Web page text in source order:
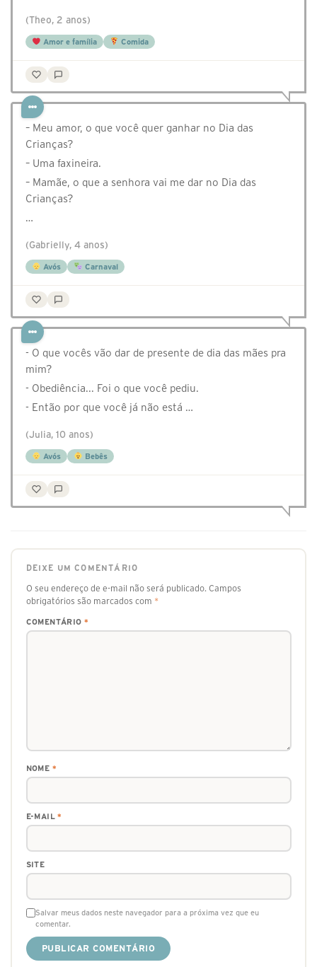
(Theo, 2 anos)
Amor e família Comida
– Meu amor, o que você quer ganhar no Dia das
Crianças?
– Uma faxineira.
– Mamãe, o que a senhora vai me dar no Dia das
Crianças?
…
(Gabrielly, 4 anos)
Avós Carnaval
- O que vocês vão dar de presente de dia das mães pra
mim?
- Obediência... Foi o que você pediu.
- Então por que você já não está …
(Julia, 10 anos)
Avós Bebês
DEIXE UM COMENTÁRIO
O seu endereço de e-mail não será publicado. Campos
obrigatórios são marcados com *
COMENTÁRIO *
NOME *
E-MAIL*
SITE
Salvar meus dados neste navegador para a próxima vez que eu
comentar.